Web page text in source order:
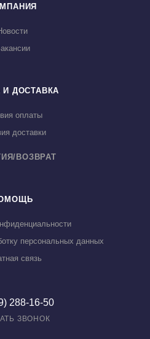
И ДОСТАВКА
оплаты
доставки
ВОЗВРАТ
персональных данных
связь
288-16-50
ЗВОНОК